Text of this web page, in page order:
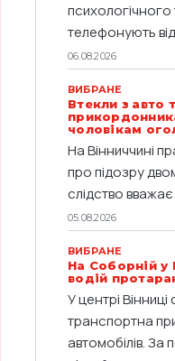
телефонують
06.08.2026
ВИБРАНЕ
Втекли з авто
чоловікам
На Вінниччині
про підозру
слідство
05.08.2026
ВИБРАНЕ
На Соборній у
водій
У центрі
транспортна
автомобілів.